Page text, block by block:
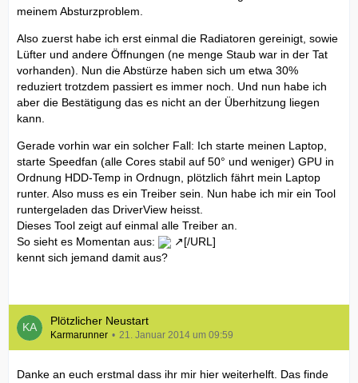
meinem Absturzproblem.
Also zuerst habe ich erst einmal die Radiatoren gereinigt, sowie
Lüfter und andere Öffnungen (ne menge Staub war in der Tat
vorhanden). Nun die Abstürze haben sich um etwa 30%
reduziert trotzdem passiert es immer noch. Und nun habe ich
aber die Bestätigung das es nicht an der Überhitzung liegen
kann.
Gerade vorhin war ein solcher Fall: Ich starte meinen Laptop,
starte Speedfan (alle Cores stabil auf 50° und weniger) GPU in
Ordnung HDD-Temp in Ordnugn, plötzlich fährt mein Laptop
runter. Also muss es ein Treiber sein. Nun habe ich mir ein Tool
runtergeladen das DriverView heisst.
Dieses Tool zeigt auf einmal alle Treiber an.
So sieht es Momentan aus:
[/URL]
kennt sich jemand damit aus?
Plötzlicher Neustart
Karmarunner 21. Januar 2014 um 09:59
Danke an euch erstmal dass ihr mir hier weiterhelft. Das finde